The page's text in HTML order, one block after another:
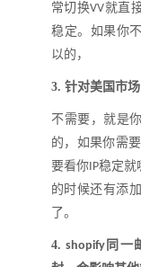
常切换VV就直
稳定。如果你
以的，
3. 针对美国市
不需要，就是
的，如果你需要
要看你IP稳定就
的时候还有添
了。
4.shopify 同一